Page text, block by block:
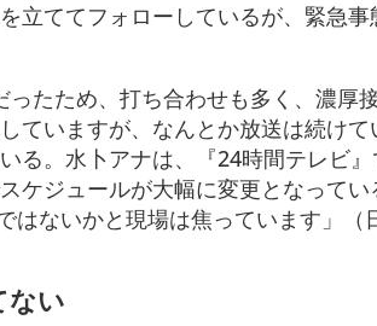
立ててフォローしているが、緊急
ったため、打ち合わせも多く、濃厚
ていますが、なんとか放送は続け
る。水卜アナは、『24時間テレビ
ケジュールが大幅に変更となってい
はないかと現場は焦っています」（
ない